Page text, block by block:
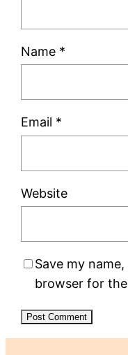
Name *
Email *
Website
Save my
browser for